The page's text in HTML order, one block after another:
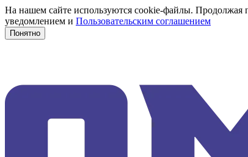
На нашем сайте используются cookie-файлы. Продолжая
уведомлением и Пользовательским соглашением
Понятно